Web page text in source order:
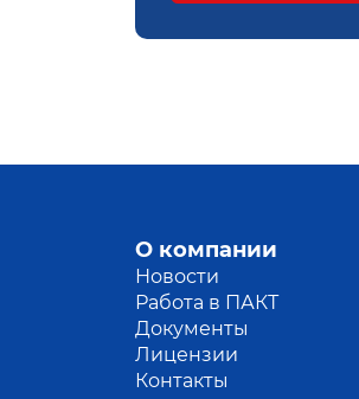
О компании
Новости
Работа в ПАКТ
Документы
Лицензии
Контакты